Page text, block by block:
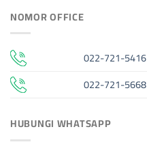
NOMOR OFFICE
022-721-5416
022-721-5668
HUBUNGI WHATSAPP